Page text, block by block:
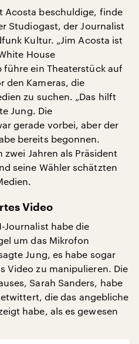
Acosta beschuldige, finde
Studiogast, der Journalist
Kultur. „Jim Acosta ist
House
führe ein Theaterstück auf
den Kameras, die
zu suchen. „Das hilft
Jung. Die
gerade vorbei, aber der
bereits begonnen.
Jahren als Präsident
seine Wähler schätzten
Video
Journalist habe die
um das Mikrofon
Jung, es habe sogar
Video zu manipulieren. Die
Sarah Sanders, habe
die das angebliche
habe, als es gewesen